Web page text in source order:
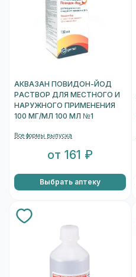
АКВАЗАН ПОВИДОН-ЙОД
РАСТВОР ДЛЯ МЕСТНОГО И
НАРУЖНОГО ПРИМЕНЕНИЯ
100 МГ/МЛ 100 МЛ №1
Все формы выпуска
от 161 ₽
Выбрать аптеку